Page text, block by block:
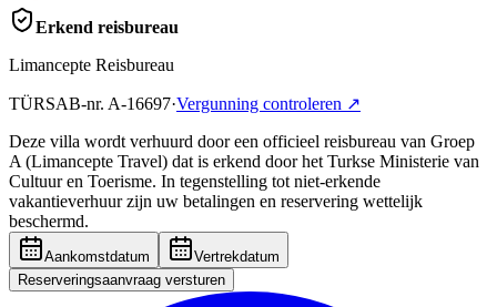
Erkend reisbureau
Limancepte Reisbureau
TÜRSAB-nr. A-16697·Vergunning controleren ↗
Deze villa wordt verhuurd door een officieel reisbureau van Groep
A (Limancepte Travel) dat is erkend door het Turkse Ministerie van
Cultuur en Toerisme. In tegenstelling tot niet-erkende
vakantieverhuur zijn uw betalingen en reservering wettelijk
beschermd.
Aankomstdatum
Vertrekdatum
Reserveringsaanvraag versturen